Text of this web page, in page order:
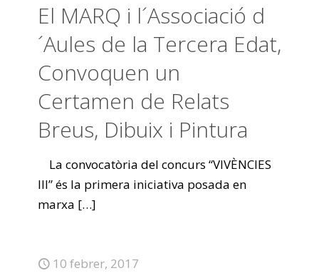
El MARQ i l´Associació d
´Aules de la Tercera Edat,
Convoquen un
Certamen de Relats
Breus, Dibuix i Pintura
La convocatòria del concurs “VIVÈNCIES
III” és la primera iniciativa posada en
marxa […]
10 febrer, 2017